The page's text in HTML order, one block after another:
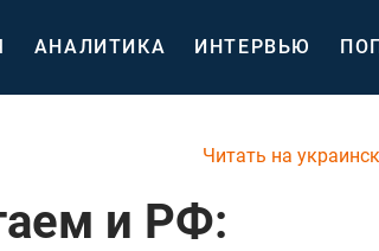
АНАЛИТИКА ИНТЕРВЬЮ
Читать на
и РФ: